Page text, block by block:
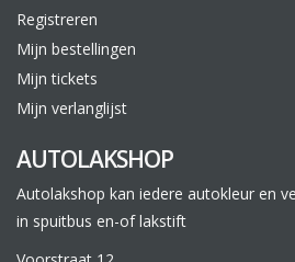
Registreren
Mijn bestellingen
Mijn tickets
Mijn verlanglijst
AUTOLAKSHOP
Autolakshop kan iedere autokleur en
in spuitbus en-of lakstift